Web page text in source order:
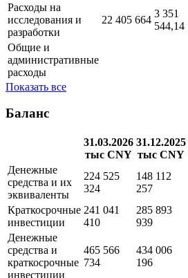
Расходы на
исследования и
разработки
22 405 664
3 351
544,14
Общие и
административные
расходы
Показать все
Баланс
31.03.2026
тыс CNY
31.12.2025
тыс CNY
Денежные
средства и их
эквиваленты
224 525
324
148 112
257
Краткосрочные
инвестиции
241 041
410
285 893
939
Денежные
средства и
краткосрочные
инвестиции
465 566
734
434 006
196